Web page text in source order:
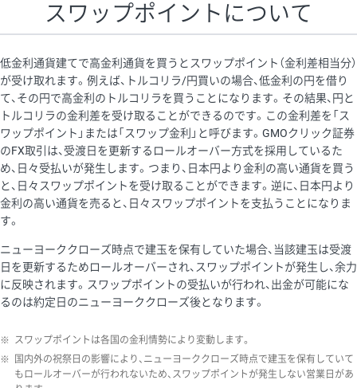
スワップポイントについて
低金利通貨建てで高金利通貨を買うとスワップポイント（金利差相当分）
が受け取れます。例えば、トルコリラ/円買いの場合、低金利の円を借り
て、その円で高金利のトルコリラを買うことになります。その結果、円と
トルコリラの金利差を受け取ることができるのです。この金利差を「ス
ワップポイント」または「スワップ金利」と呼びます。GMOクリック証券
のFX取引は、受渡日を更新するロールオーバー方式を採用しているた
め、日々受払いが発生します。つまり、日本円より金利の高い通貨を買う
と、日々スワップポイントを受け取ることができます。逆に、日本円より
金利の高い通貨を売ると、日々スワップポイントを支払うことになりま
す。
ニューヨーククローズ時点で建玉を保有していた場合、当該建玉は受渡
日を更新するためロールオーバーされ、スワップポイントが発生し、余力
に反映されます。スワップポイントの受払いが行われ、出金が可能にな
るのは約定日のニューヨーククローズ後となります。
※ スワップポイントは各国の金利情勢により変動します。
※
国内外の祝祭日の影響により、ニューヨーククローズ時点で建玉を保有していて
もロールオーバーが行われないため、スワップポイントが発生しない営業日があ